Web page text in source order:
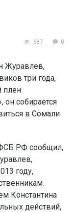
687 0
Журавлев,
три года,
плен
он собирается
в Сомали
РФ сообщил,
году,
Константина
действий,